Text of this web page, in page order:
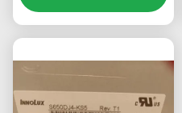
hochauflösende